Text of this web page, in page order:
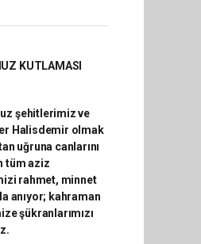
KUTLAMASI
şehitlerimiz ve
Halisdemir olmak
uğruna canlarını
tüm aziz
rahmet, minnet
anıyor; kahraman
şükranlarımızı